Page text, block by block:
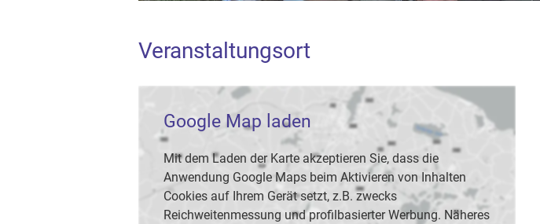
Veranstaltungsort
Google Map laden
Mit dem Laden der Karte akzeptieren Sie, dass die
Anwendung Google Maps beim Aktivieren von Inhalten
Cookies auf Ihrem Gerät setzt, z.B. zwecks
Reichweitenmessung und profilbasierter Werbung. Näheres